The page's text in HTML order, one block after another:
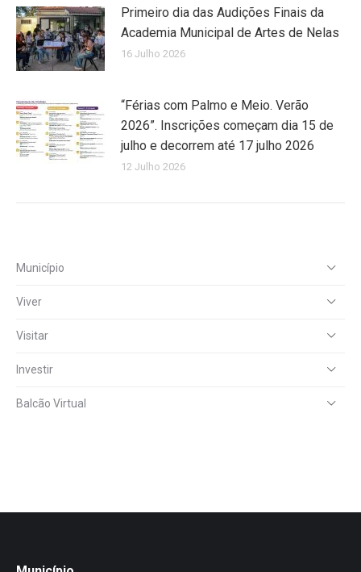
Primeiro dia das Audições Finais da
Academia Municipal de Artes de Nelas
16 Julho 2026
“Férias com Palmo e Meio. Verão
2026”. Inscrições começam dia 15 de
julho e decorrem até 17 julho 2026
12 Julho 2026
Município
Viver
Visitar
Investir
Balcão Virtual